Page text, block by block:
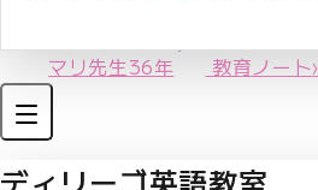
マリ先生36年 教育ノート›
ディリーゴ英語教室